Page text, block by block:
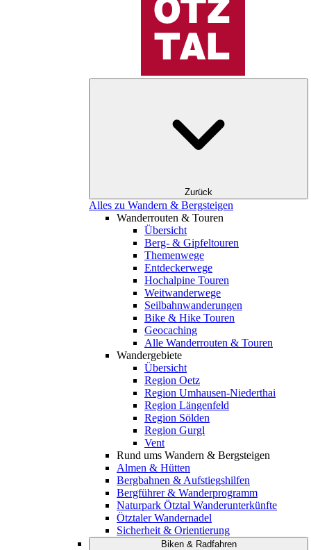
Zurück
Alles zu Wandern & Bergsteigen
Wanderrouten & Touren
Übersicht
Berg- & Gipfeltouren
Themenwege
Entdeckerwege
Hochalpine Touren
Weitwanderwege
Seilbahnwanderungen
Bike & Hike Touren
Geocaching
Alle Wanderrouten & Touren
Wandergebiete
Übersicht
Region Oetz
Region Umhausen-Niederthai
Region Längenfeld
Region Sölden
Region Gurgl
Vent
Rund ums Wandern & Bergsteigen
Almen & Hütten
Bergbahnen & Aufstiegshilfen
Bergführer & Wanderprogramm
Naturpark Ötztal Wanderunterkünfte
Ötztaler Wandernadel
Sicherheit & Orientierung
Biken & Radfahren